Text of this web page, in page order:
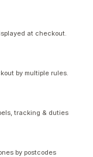
at checkout.
by multiple rules.
tracking & duties
by postcodes